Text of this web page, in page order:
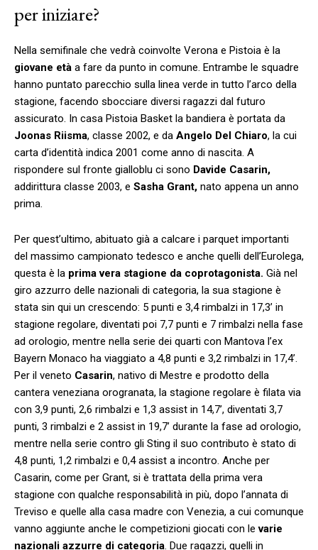
per iniziare?
Nella semifinale che vedrà coinvolte Verona e Pistoia è la
giovane età a fare da punto in comune. Entrambe le squadre
hanno puntato parecchio sulla linea verde in tutto l’arco della
stagione, facendo sbocciare diversi ragazzi dal futuro
assicurato. In casa Pistoia Basket la bandiera è portata da
Joonas Riisma, classe 2002, e da Angelo Del Chiaro, la cui
carta d’identità indica 2001 come anno di nascita. A
rispondere sul fronte gialloblu ci sono Davide Casarin,
addirittura classe 2003, e Sasha Grant, nato appena un anno
prima.
Per quest’ultimo, abituato già a calcare i parquet importanti
del massimo campionato tedesco e anche quelli dell’Eurolega,
questa è la prima vera stagione da coprotagonista. Già nel
giro azzurro delle nazionali di categoria, la sua stagione è
stata sin qui un crescendo: 5 punti e 3,4 rimbalzi in 17,3’ in
stagione regolare, diventati poi 7,7 punti e 7 rimbalzi nella fase
ad orologio, mentre nella serie dei quarti con Mantova l’ex
Bayern Monaco ha viaggiato a 4,8 punti e 3,2 rimbalzi in 17,4’.
Per il veneto Casarin, nativo di Mestre e prodotto della
cantera veneziana orogranata, la stagione regolare è filata via
con 3,9 punti, 2,6 rimbalzi e 1,3 assist in 14,7’, diventati 3,7
punti, 3 rimbalzi e 2 assist in 19,7’ durante la fase ad orologio,
mentre nella serie contro gli Sting il suo contributo è stato di
4,8 punti, 1,2 rimbalzi e 0,4 assist a incontro. Anche per
Casarin, come per Grant, si è trattata della prima vera
stagione con qualche responsabilità in più, dopo l’annata di
Treviso e quelle alla casa madre con Venezia, a cui comunque
vanno aggiunte anche le competizioni giocati con levarie
nazionali azzurre di categoria. Due ragazzi, quelli in